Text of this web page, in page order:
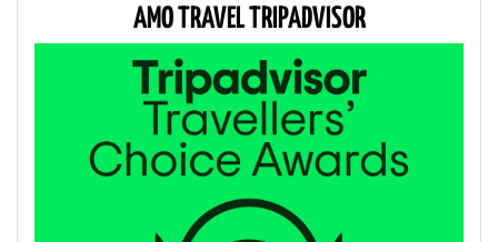
AMO TRAVEL TRIPADVISOR